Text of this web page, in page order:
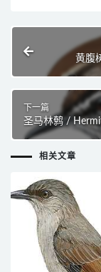
黄腹
下一篇
圣马林鹩 /
anachoreta
相关文章